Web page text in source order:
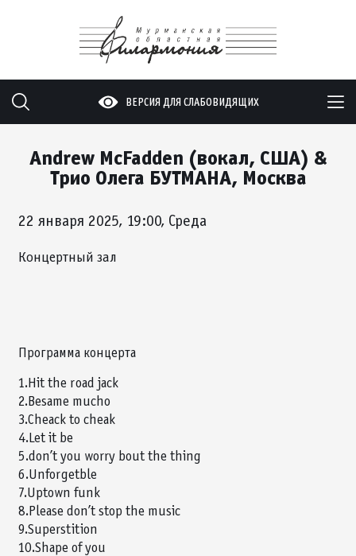
ВЕРСИЯ ДЛЯ СЛАБОВИДЯЩИХ
Andrew McFadden (вокал, США) &
Трио Олега БУТМАНА, Москва
22 января 2025, 19:00, Среда
Концертный зал
Программа концерта
1.Hit the road jack
2.Besame mucho
3.Cheack to cheak
4.Let it be
5.don’t you worry bout the thing
6.Unforgetble
7.Uptown funk
8.Please don’t stop the music
9.Superstition
10.Shape of you